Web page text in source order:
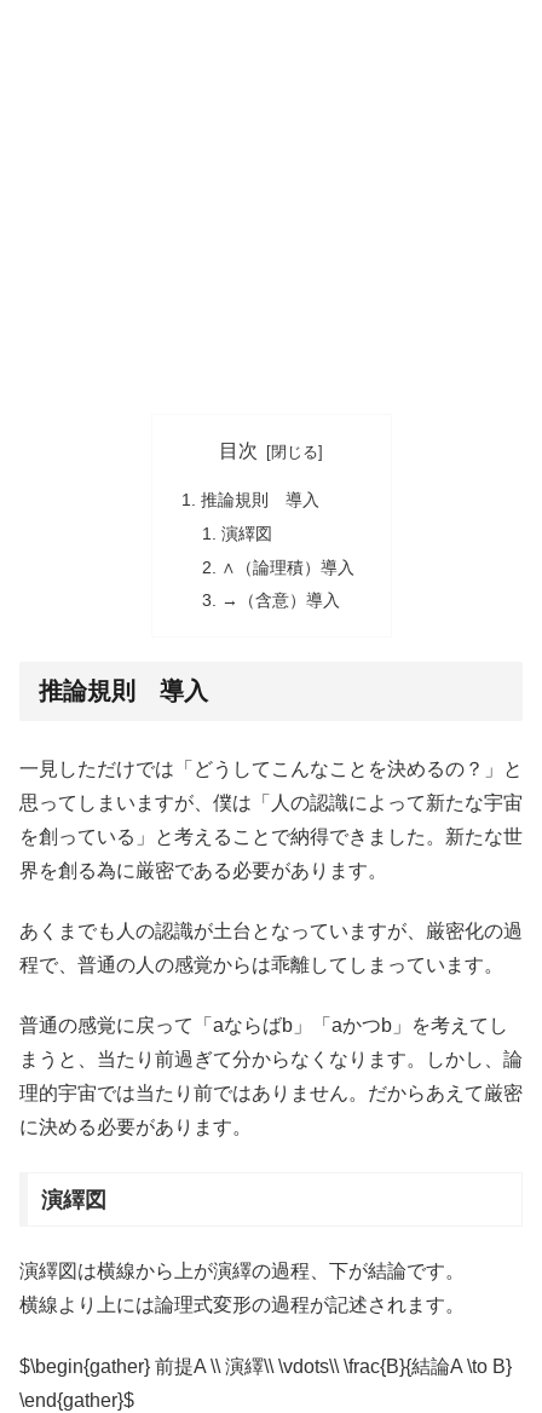
目次
推論規則 導入
演繹図
∧（論理積）導入
→（含意）導入
推論規則 導入
一見しただけでは「どうしてこんなことを決めるの？」と
思ってしまいますが、僕は「人の認識によって新たな宇宙
を創っている」と考えることで納得できました。新たな世
界を創る為に厳密である必要があります。
あくまでも人の認識が土台となっていますが、厳密化の過
程で、普通の人の感覚からは乖離してしまっています。
普通の感覚に戻って「aならばb」「aかつb」を考えてし
まうと、当たり前過ぎて分からなくなります。しかし、論
理的宇宙では当たり前ではありません。だからあえて厳密
に決める必要があります。
演繹図
演繹図は横線から上が演繹の過程、下が結論です。
横線より上には論理式変形の過程が記述されます。
$\begin{gather} 前提A \\ 演繹\\ \vdots\\ \frac{B}{結論A \to B}
\end{gather}$